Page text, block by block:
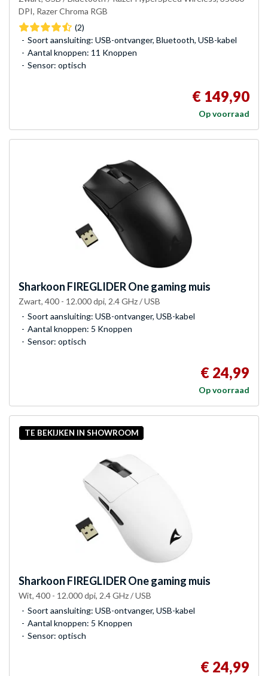
DPI, Razer Chroma RGB
(2)
Soort aansluiting: USB-ontvanger, Bluetooth, USB-kabel
Aantal knoppen: 11 Knoppen
Sensor: optisch
€ 149,90
Op voorraad
Sharkoon FIREGLIDER One gaming muis
Zwart, 400 - 12.000 dpi, 2.4 GHz / USB
Soort aansluiting: USB-ontvanger, USB-kabel
Aantal knoppen: 5 Knoppen
Sensor: optisch
€ 24,99
Op voorraad
TE BEKIJKEN IN SHOWROOM
Sharkoon FIREGLIDER One gaming muis
Wit, 400 - 12.000 dpi, 2.4 GHz / USB
Soort aansluiting: USB-ontvanger, USB-kabel
Aantal knoppen: 5 Knoppen
Sensor: optisch
€ 24,99